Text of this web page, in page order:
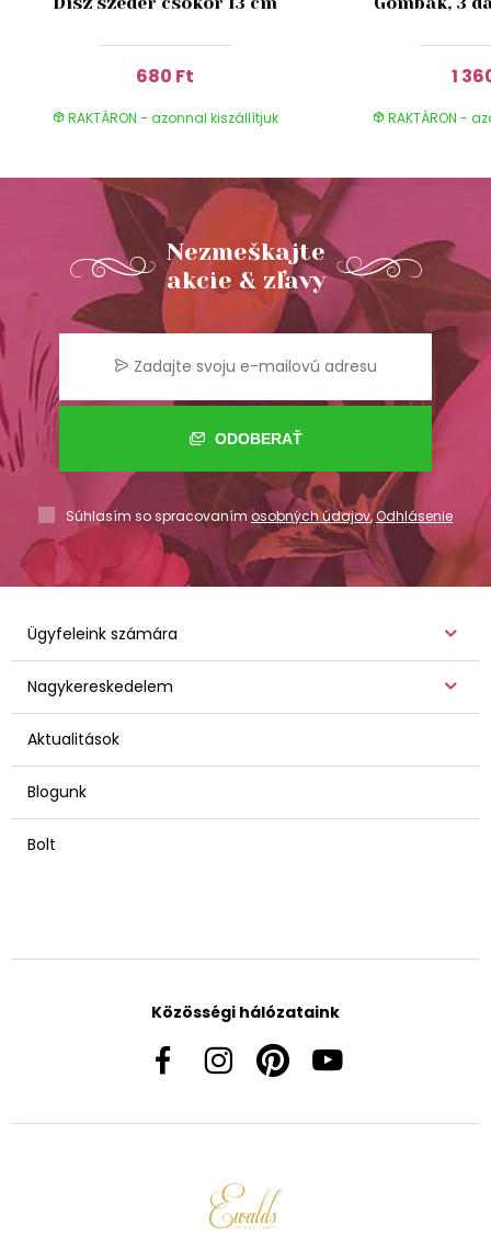
680 Ft
RAKTÁRON - azonnal kiszállítjuk
1
RAKTÁRON -
Nezmeškajte
akcie & zľavy
ODOBERAŤ
Súhlasím so spracovaním osobných údajov,Odhlásenie
Ügyfeleink számára
Nagykereskedelem
Aktualitások
Blogunk
Bolt
Közösségi hálózataink